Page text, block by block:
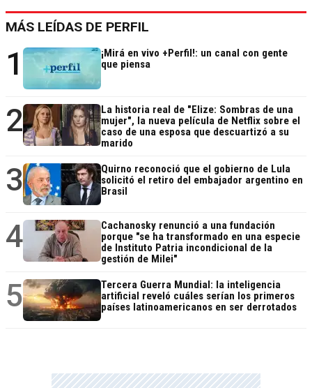
MÁS LEÍDAS DE PERFIL
1
¡Mirá en vivo +Perfil!: un canal con gente
que piensa
2
La historia real de "Elize: Sombras de una
mujer", la nueva película de Netflix sobre el
caso de una esposa que descuartizó a su
marido
3
Quirno reconoció que el gobierno de Lula
solicitó el retiro del embajador argentino en
Brasil
4
Cachanosky renunció a una fundación
porque "se ha transformado en una especie
de Instituto Patria incondicional de la
gestión de Milei"
5
Tercera Guerra Mundial: la inteligencia
artificial reveló cuáles serían los primeros
países latinoamericanos en ser derrotados